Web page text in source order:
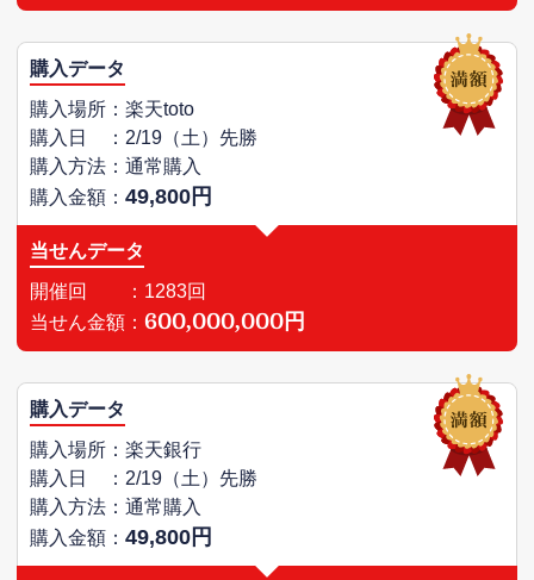
購入データ
購入場所：楽天toto
購入日 ：2/19（土）先勝
購入方法：通常購入
購入金額： 49,800円
当せんデータ
開催回 ：1283回
当せん金額： 600,000,000円
購入データ
購入場所：楽天銀行
購入日 ：2/19（土）先勝
購入方法：通常購入
購入金額： 49,800円